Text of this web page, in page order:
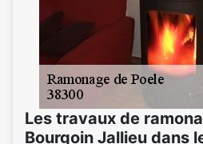
Les travaux de
Bourgoin Jallieu dans